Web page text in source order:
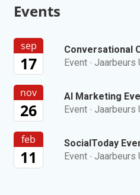
Events
sep
17
Conversational
Event · Jaarbeurs
nov
26
AI Marketing
Event · Jaarbeurs
feb
11
SocialToday
Event · Jaarbeurs